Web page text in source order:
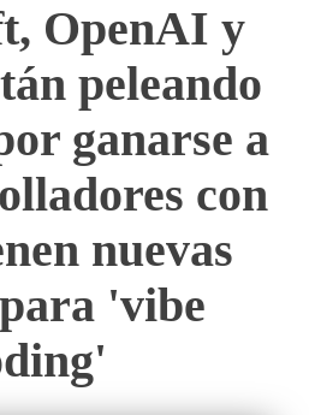
OpenAI y
peleando
ganarse a
con
nuevas
'vibe